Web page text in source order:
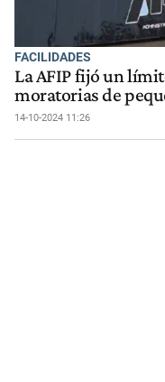
FACILIDADES
La AFIP fijó un
moratorias de
14-10-2024 11:26